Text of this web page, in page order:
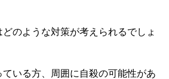
のような対策が考えられるでしょ
いる方、周囲に自殺の可能性があ